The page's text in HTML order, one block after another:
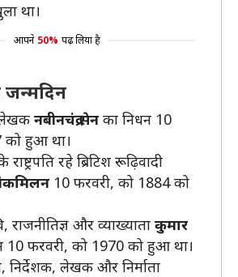
था।
आपने 50% पढ़ लिया है
जन्मदिन
लेखक नबीनचंद्र सेन का निधन 10
को हुआ था।
रहे ब्रिटिश रूढ़िवादी
10 फरवरी, को 1884 को
राजनीतिज्ञ और व्याख्याता कुमार
10 फरवरी, को 1970 को हुआ था।
निर्देशक, लेखक और निर्माता